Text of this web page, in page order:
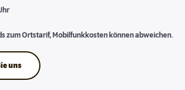
zum Ortstarif, Mobilfunkkosten können abweichen.
uns